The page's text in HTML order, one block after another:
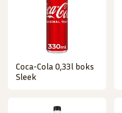
Coca-Cola 0,33l boks
Sleek